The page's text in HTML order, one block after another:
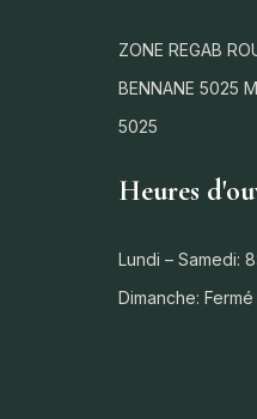
ZONE REGAB
BENNANE 5025
5025
Heures
Lundi – Samedi:
Dimanche: Fermé